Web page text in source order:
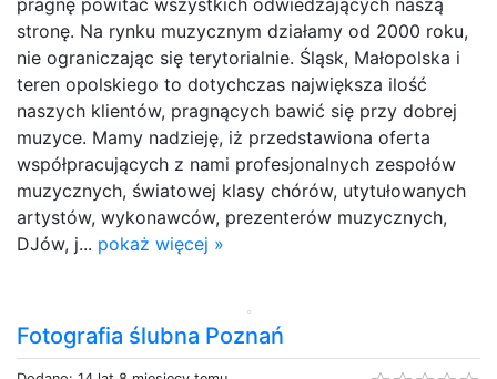
stronę. Na rynku muzycznym działamy od 2000 roku,
nie ograniczając się terytorialnie. Śląsk, Małopolska i
teren opolskiego to dotychczas największa ilość
naszych klientów, pragnących bawić się przy dobrej
muzyce. Mamy nadzieję, iż przedstawiona oferta
współpracujących z nami profesjonalnych zespołów
muzycznych, światowej klasy chórów, utytułowanych
artystów, wykonawców, prezenterów muzycznych,
DJów, j... pokaż więcej »
Fotografia ślubna Poznań